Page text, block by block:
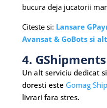
bucura deja jucatorii
Citeste si: Lansare
Avansat & GoBots si
4. GShipments
Un alt serviciu dedicat
doresti este Gomag
livrari fara stres.